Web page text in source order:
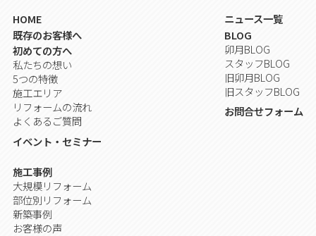
HOME
既存のお客様へ
初めての方へ
私たちの想い
5つの特徴
施工エリア
リフォームの流れ
よくあるご質問
イベント・セミナー
施工事例
大規模リフォーム
部位別リフォーム
新築事例
お客様の声
ニュース一覧
BLOG
卯月BLOG
スタッフBLOG
旧卯月BLOG
旧スタッフBLOG
お問合せフォーム